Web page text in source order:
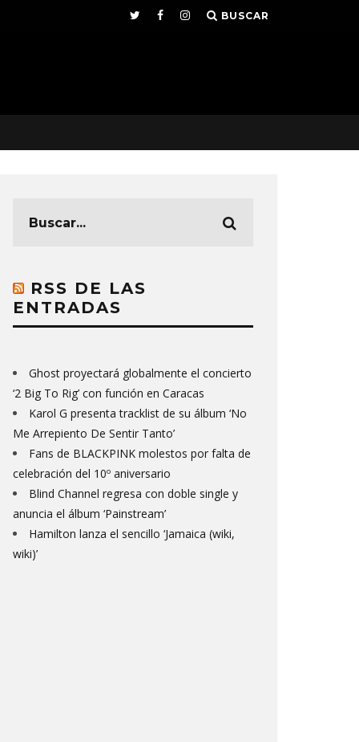
BUSCAR
RSS DE LAS
ENTRADAS
Ghost proyectará globalmente el concierto
‘2 Big To Rig’ con función en Caracas
Karol G presenta tracklist de su álbum ‘No
Me Arrepiento De Sentir Tanto’
Fans de BLACKPINK molestos por falta de
celebración del 10º aniversario
Blind Channel regresa con doble single y
anuncia el álbum ‘Painstream’
Hamilton lanza el sencillo ‘Jamaica (wiki,
wiki)’